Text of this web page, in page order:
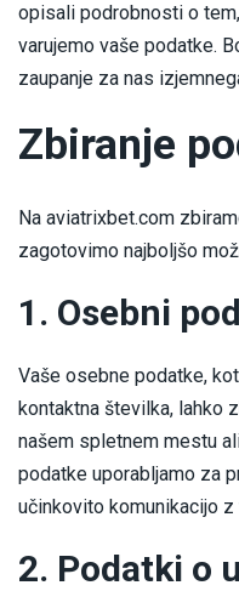
opisali podrobnosti o
varujemo vaše podatke.
zaupanje za nas
Zbiranje
Na aviatrixbet.com
zagotovimo najboljšo
1. Osebni
Vaše osebne podatke,
kontaktna številka, lahko
našem spletnem mestu
podatke uporabljamo za
učinkovito komunikacijo z
2. Podatki o
SlotPesa
GalaBet
Bet77